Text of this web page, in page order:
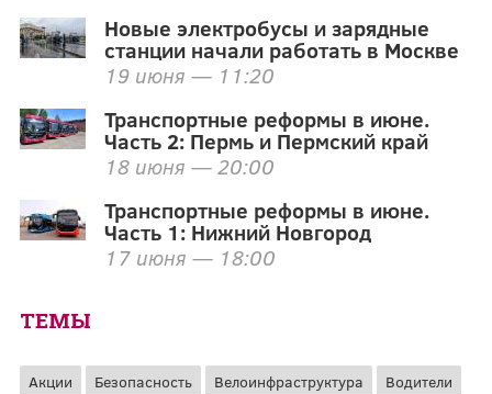
Новые электробусы и зарядные
станции начали работать в Москве
19 июня — 11:20
Транспортные реформы в июне.
Часть 2: Пермь и Пермский край
18 июня — 20:00
Транспортные реформы в июне.
Часть 1: Нижний Новгород
17 июня — 18:00
ТЕМЫ
Акции Безопасность Велоинфраструктура
Водители